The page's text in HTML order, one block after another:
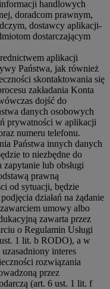
handlowych
doradcom prawnym,
dostawcy aplikacji-
dostarczającym
aplikacji
Państwa, jak również
skontaktowania się
zakładania Konta
dojść do
danych osobowych
prywatności w aplikacji
numeru telefonu.
Państwa innych danych
to niezbędne do
lub obsługi
prawną
od sytuacji, będzie
działań na żądanie
umowy albo
zawarta przez
o Regulamin Usługi
1 lit. b RODO), a w
interes
rozwiązania
przez
(art. 6 ust. 1 lit. f